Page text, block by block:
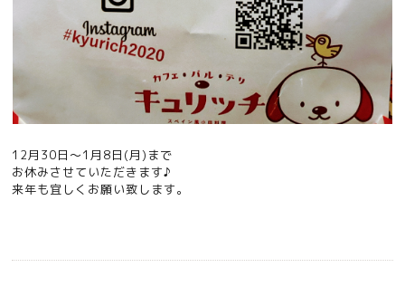
12月30日〜1月8日(月)まで
お休みさせていただきます♪
来年も宜しくお願い致します。